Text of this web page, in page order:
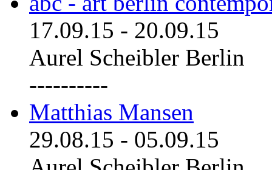
17.09.15 - 20.09.15
Aurel Scheibler Berlin
----------
Matthias Mansen
29.08.15 - 05.09.15